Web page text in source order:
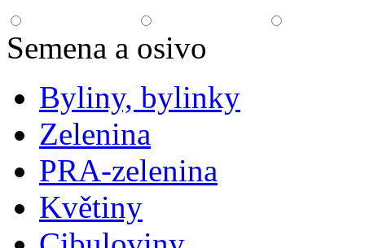
Semena a osivo
Byliny, bylinky
Zelenina
PRA-zelenina
Květiny